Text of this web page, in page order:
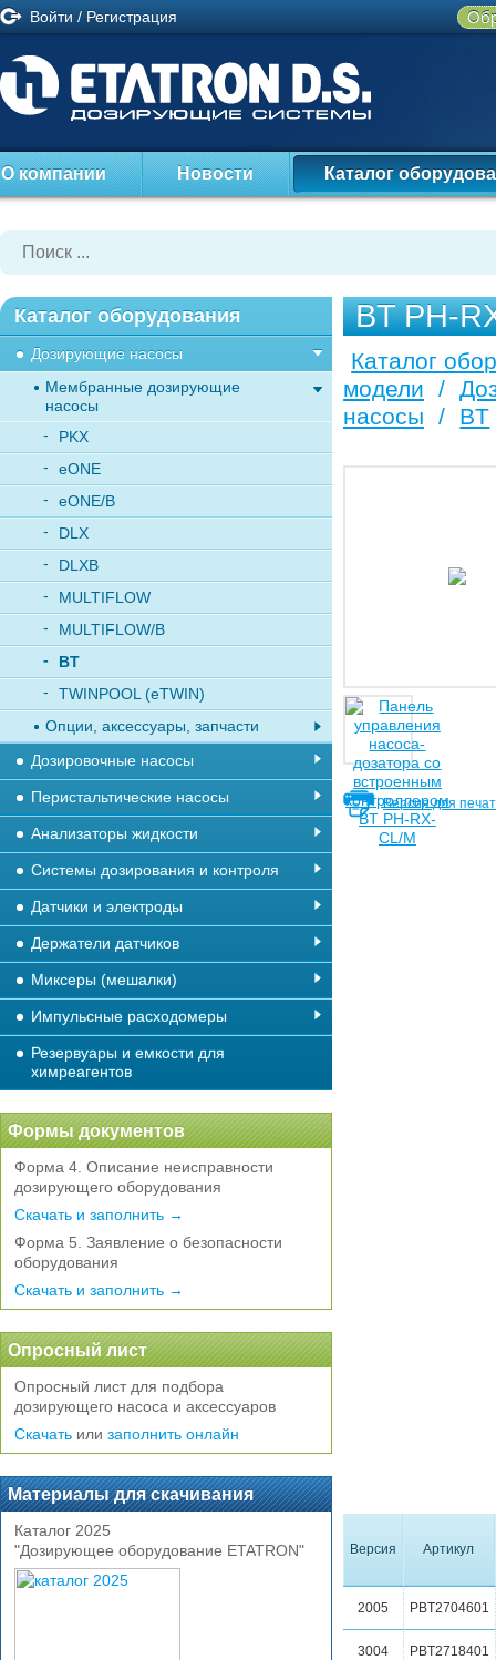
Войти / Регистрация
О компании Новости Каталог
BT PH-
Каталог
модели
/
насосы
/ BT
Версия для
Версия Артикул
2005 PBT2704601
3004 PBT2718401
Каталог оборудования
Дозирующие насосы
Мембранные дозирующие
насосы
PKX
eONE
eONE/B
DLX
DLXB
MULTIFLOW
MULTIFLOW/B
BT
TWINPOOL (eTWIN)
Опции, аксессуары, запчасти
Дозировочные насосы
Перистальтические насосы
Анализаторы жидкости
Системы дозирования и контроля
Датчики и электроды
Держатели датчиков
Миксеры (мешалки)
Импульсные расходомеры
Резервуары и емкости для
химреагентов
Формы документов
Форма 4. Описание неисправности
дозирующего оборудования
Скачать и заполнить →
Форма 5. Заявление о безопасности
оборудования
Скачать и заполнить →
Опросный лист
Опросный лист для подбора
дозирующего насоса и аксессуаров
Скачать или заполнить онлайн
Материалы для скачивания
Каталог 2025
"Дозирующее оборудование ETATRON"